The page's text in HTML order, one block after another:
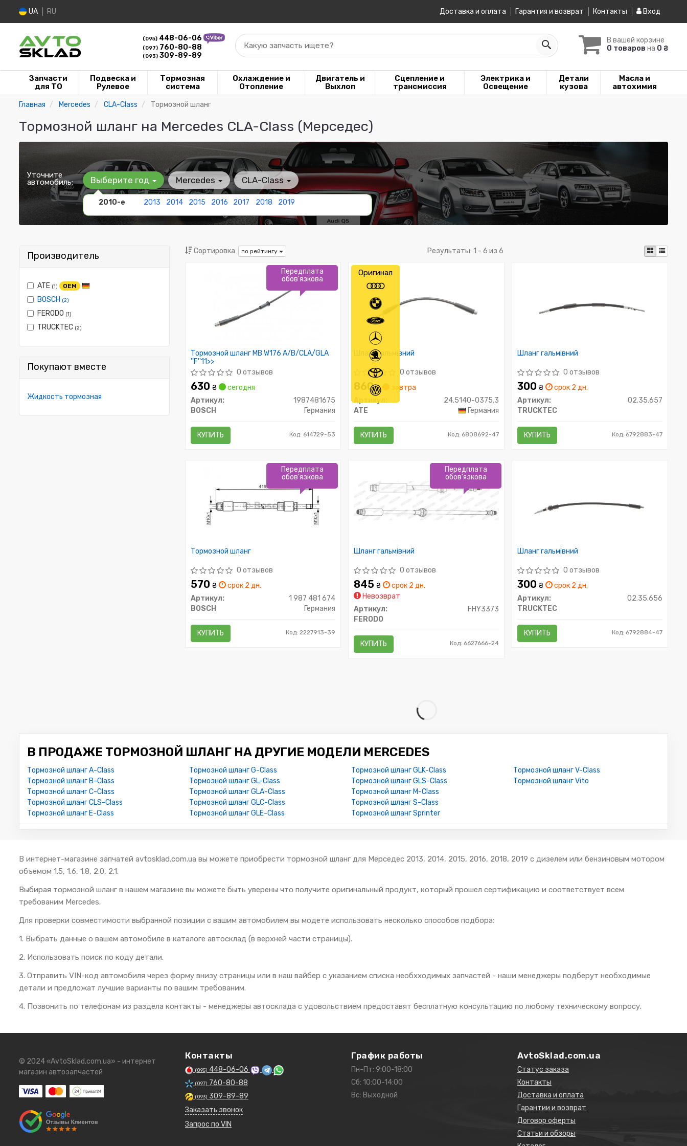
UA RU Доставка и оплата Гарантия и возврат Контакты Вход
(095) 448-06-06
(097) 760-80-88
(093) 309-89-89
В вашей корзине
0 товаров на 0 ₴
Какую запчасть ищете?
Запчасти
для ТО
Подвеска и
Рулевое
Тормозная
система
Охлаждение и
Отопление
Двигатель и
Выхлоп
Сцепление и
трансмиссия
Электрика и
Освещение
Детали
кузова
Масла и
автохимия
Главная Mercedes CLA-Class Тормозной шланг
Тормозной шланг на Mercedes CLA-Class (Мерседес)
Уточните
автомобиль: Выберите год
2010-е 2013 2014 2015 2016 2017 2018 2019
Mercedes CLA-Class
Производитель
ATE (1) OEM
BOSCH (2)
FERODO (1)
TRUCKTEC (2)
Покупают вместе
Жидкость тормозная
Сортировка: по рейтингу Результаты: 1 - 6 из 6
Тормозной шланг MB W176 A/B/CLA/GLA
''F''11>>
0 отзывов
630 ₴
сегодня
Артикул:
1987481675
BOSCH
Германия
КУПИТЬ Код: 614729-53
Передплата
обов'язкова
Шланг гальмівний
0 отзывов
860₴
завтра
24.5140-0375.3
ATE
Германия
КУПИТЬ Код: 6808692-47
Оригинал
Шланг гальмівний
0 отзывов
300₴
срок 2 дн.
Артикул:
02.35.657
TRUCKTEC
КУПИТЬ Код: 6792883-47
Тормозной шланг
0 отзывов
570 ₴
срок 2 дн.
Артикул:
1 987 481 674
BOSCH
Германия
КУПИТЬ Код: 2227913-39
Передплата
обов'язкова
Шланг гальмівний
0 отзывов
845₴
срок 2 дн.
Невозврат
Артикул:
FHY3373
FERODO
КУПИТЬ Код: 6627666-24
Передплата
обов'язкова
Шланг гальмівний
0 отзывов
300₴
срок 2 дн.
Артикул:
02.35.656
TRUCKTEC
КУПИТЬ Код: 6792884-47
В ПРОДАЖЕ ТОРМОЗНОЙ ШЛАНГ НА ДРУГИЕ МОДЕЛИ MERCEDES
Тормозной шланг A-Class
Тормозной шланг B-Class
Тормозной шланг C-Class
Тормозной шланг CLS-Class
Тормозной шланг E-Class
Тормозной шланг G-Class
Тормозной шланг GL-Class
Тормозной шланг GLA-Class
Тормозной шланг GLC-Class
Тормозной шланг GLE-Class
Тормозной шланг GLK-Class
Тормозной шланг GLS-Class
Тормозной шланг M-Class
Тормозной шланг S-Class
Тормозной шланг Sprinter
Тормозной шланг V-Class
Тормозной шланг Vito
В интернет-магазине запчатей avtosklad.com.ua вы можете приобрести тормозной шланг для Мерседес 2013, 2014, 2015, 2016, 2018, 2019 с дизелем или бензиновым мотором
объемом 1.5, 1.6, 1.8, 2.0, 2.1.
Выбирая тормозной шланг в нашем магазине вы можете быть уверены что получите оригинальный продукт, который прошел сертификацию и соответствует всем
требованим Mercedes.
Для проверки совместимости выбранной позиции с вашим автомобилем вы модете использовать несколько способов подбора:
1. Выбрать данные о вашем автомобиле в каталоге автосклад (в верхней части страницы).
2. Использовать поиск по коду детали.
3. Отправить VIN-код автомобиля через форму внизу страницы или в наш вайбер с указанием списка необхходимых запчастей - наши менеджеры подберут необходимые
детали и предложат лучшие варианты по вашим требованим.
4. Позвонить по телефонам из раздела контакты - менеджеры автосклада с удовольствием предоставят бесплатную консультацию по любому техническому вопросу.
© 2024 «AvtoSklad.com.ua» - интернет
магазин автозапчастей
Контакты
(095) 448-06-06
(097) 760-80-88
(093) 309-89-89
Заказать звонок
Запрос по VIN
График работы
Пн-Пт: 9:00-18:00
Сб: 10:00-14:00
Вс: Выходной
AvtoSklad.com.ua
Статус заказа
Контакты
Доставка и оплата
Гарантии и возврат
Договор оферты
Статьи и обзоры